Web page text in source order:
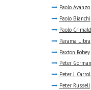
Paolo Avanzo
Paolo Bianchi
Paolo
Parama Libra
Paxton Robey
Peter Gorman
Peter J.
Peter Russell